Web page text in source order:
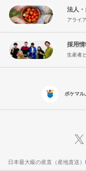
法人
アライ
採用情
生産者
ポケマル
日本最大級の産直（産地直送